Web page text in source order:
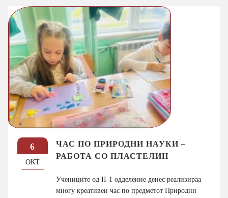
6
ОКТ
ЧАС ПО ПРИРОДНИ НАУКИ –
РАБОТА СО ПЛАСТЕЛИН
Учениците од II-1 одделение денес реализираа
многу креативен час по предметот Природни